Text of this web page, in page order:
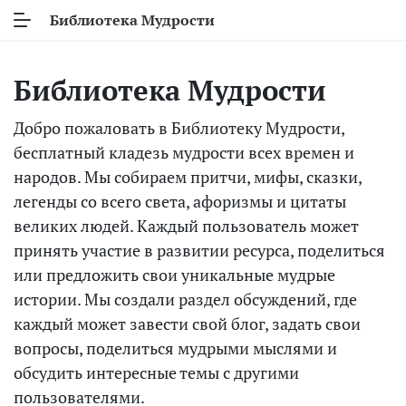
Библиотека Мудрости
Библиотека Мудрости
Добро пожаловать в Библиотеку Мудрости,
бесплатный кладезь мудрости всех времен и
народов. Мы собираем притчи, мифы, сказки,
легенды со всего света, афоризмы и цитаты
великих людей. Каждый пользователь может
принять участие в развитии ресурса, поделиться
или предложить свои уникальные мудрые
истории. Мы создали раздел обсуждений, где
каждый может завести свой блог, задать свои
вопросы, поделиться мудрыми мыслями и
обсудить интересные темы с другими
пользователями.